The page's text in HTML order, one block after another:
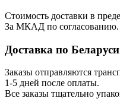
Стоимость доставки в
За МКАД по согласованию.
Доставка по Беларуси
Заказы отправляются
1-5 дней после оплаты.
Все заказы тщательно